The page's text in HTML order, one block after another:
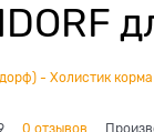
- Холистик
0 отзывов